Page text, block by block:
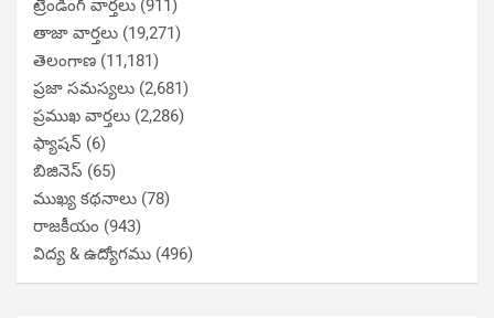
ట్రేండింగ్ వార్తలు (911)
తాజా వార్తలు (19,271)
తెలంగాణ (11,181)
ప్రజా సమస్యలు (2,681)
ప్రముఖ వార్తలు (2,286)
ఫ్యాషన్ (6)
బిజినెస్ (65)
ముఖ్య కథనాలు (78)
రాజకీయం (943)
విద్య & ఉద్యోగము (496)